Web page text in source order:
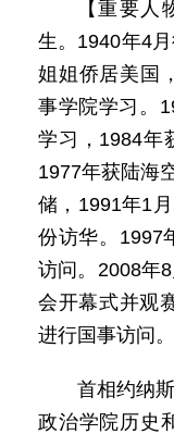
【重要
生。1940年4
姐姐侨居美国
事学院学习。
学习，1984年
1977年获陆海
储，1991年1
份访华。1997
访问。2008年
会开幕式并观
进行国事访问。
首相约纳
政治学院历史